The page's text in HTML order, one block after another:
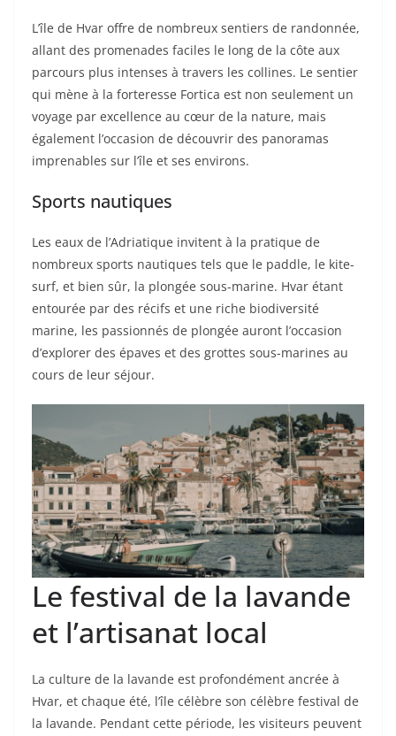
L’île de Hvar offre de nombreux sentiers de randonnée,
allant des promenades faciles le long de la côte aux
parcours plus intenses à travers les collines. Le sentier
qui mène à la forteresse Fortica est non seulement un
voyage par excellence au cœur de la nature, mais
également l’occasion de découvrir des panoramas
imprenables sur l’île et ses environs.
Sports nautiques
Les eaux de l’Adriatique invitent à la pratique de
nombreux sports nautiques tels que le paddle, le kite-
surf, et bien sûr, la plongée sous-marine. Hvar étant
entourée par des récifs et une riche biodiversité
marine, les passionnés de plongée auront l’occasion
d’explorer des épaves et des grottes sous-marines au
cours de leur séjour.
Le festival de la lavande
et l’artisanat local
La culture de la lavande est profondément ancrée à
Hvar, et chaque été, l’île célèbre son célèbre festival de
la lavande. Pendant cette période, les visiteurs peuvent